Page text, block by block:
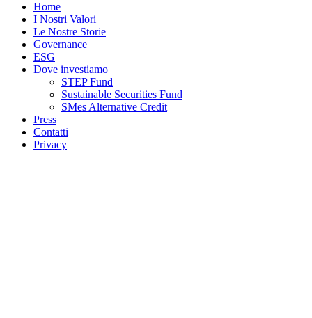
Home
I Nostri Valori
Le Nostre Storie
Governance
ESG
Dove investiamo
STEP Fund
Sustainable Securities Fund
SMes Alternative Credit
Press
Contatti
Privacy